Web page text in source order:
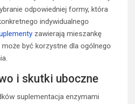
odpowiedniej formy, która
indywidualnego
zawierają mieszankę
być korzystne dla ogólnego
i skutki uboczne
suplementacja enzymami